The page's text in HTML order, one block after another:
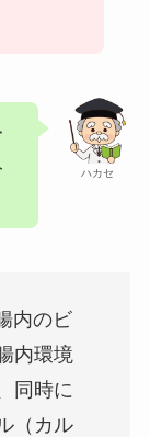
ハカセ
内のビ
内環境
同時に
（カル